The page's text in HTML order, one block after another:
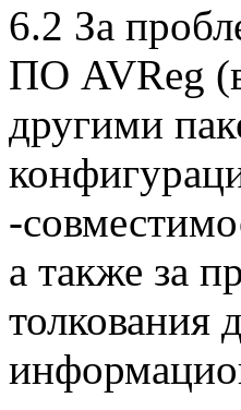
6.2 За
ПО AVReg
другими
-
а также за